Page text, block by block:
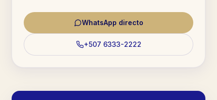
WhatsApp directo
+507 6333-2222